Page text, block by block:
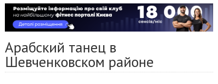
Арабский танец в
Шевченковском районе